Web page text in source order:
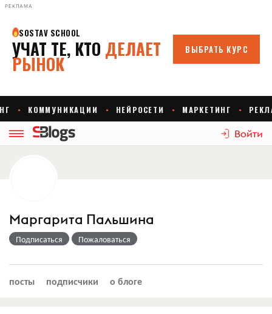
РЕКЛАМА
Войти
Маргарита Пальшина
Подписаться Пожаловаться
посты подписчики о блоге